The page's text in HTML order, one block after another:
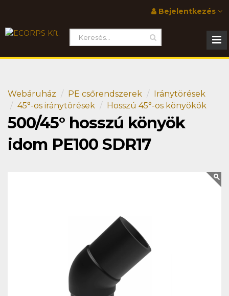
Bejelentkezés
Webáruház PE csőrendszerek
Iránytörések
45°-os iránytörések
Hosszú 45°-os könyökök
500/45° hosszú könyök
idom PE100 SDR17